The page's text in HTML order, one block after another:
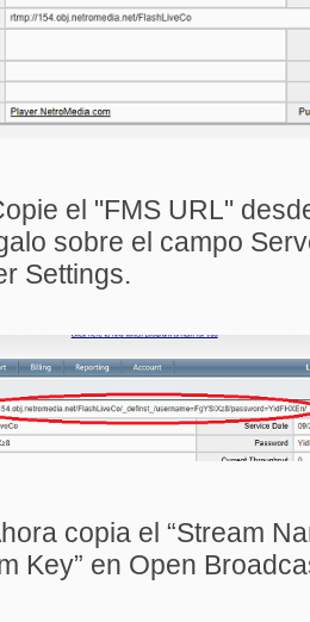
el "FMS URL"
sobre el campo
Settings.
copia el “Stream
Key” en Open